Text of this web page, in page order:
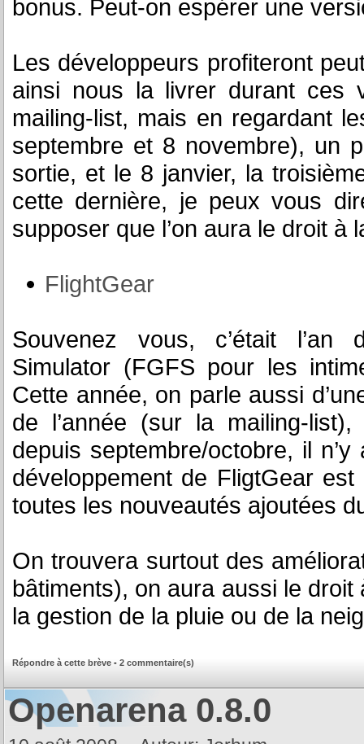
bonus. Peut-on espérer une
Les développeurs profiteront
ainsi nous la livrer durant ces
mailing-list, mais en regardant
septembre et 8 novembre), un
sortie, et le 8 janvier, la
cette dernière, je peux vous
supposer que l’on aura le droit à
FlightGear
Souvenez vous, c’était l’an
Simulator (FGFS pour les
Cette année, on parle aussi
de l’année (sur la mailing-
depuis septembre/octobre, il
développement de FligtGear
toutes les nouveautés ajoutées
On trouvera surtout des
bâtiments), on aura aussi le
la gestion de la pluie ou de la
Répondre à cette brève - 2 commentaire(s)
Openarena 0.8.0